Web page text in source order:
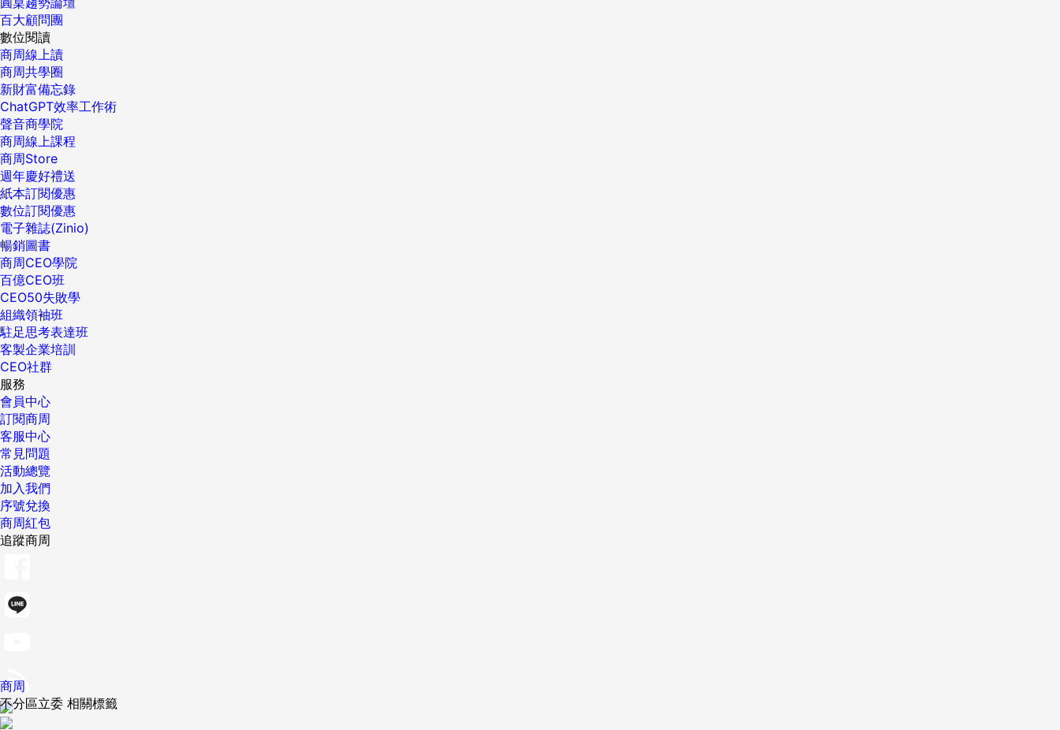
百大顧問團
數位閱讀
商周線上讀
商周共學圈
新財富備忘錄
ChatGPT效率工作術
聲音商學院
商周線上課程
商周Store
週年慶好禮送
紙本訂閱優惠
數位訂閱優惠
電子雜誌(Zinio)
暢銷圖書
商周CEO學院
百億CEO班
CEO50失敗學
組織領袖班
駐足思考表達班
客製企業培訓
CEO社群
服務
會員中心
訂閱商周
客服中心
常見問題
活動總覽
加入我們
序號兌換
商周紅包
追蹤商周
商周
不分區立委 相關標籤